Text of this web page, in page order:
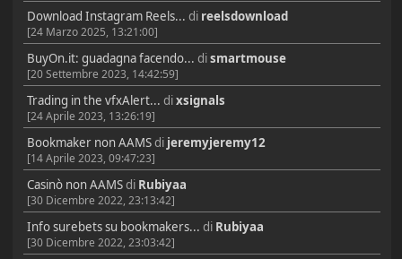
Download Instagram Reels... di reelsdownload
[24 Marzo 2025, 13:21:00]
BuyOn.it: guadagna facendo... dismartmouse
[20 Settembre 2023, 14:42:59]
Trading in the vfxAlert... dixsignals
[24 Aprile 2023, 13:26:19]
Bookmaker non AAMSdi jeremyjeremy12
[14 Aprile 2023, 09:47:23]
Casinò non AAMSdi Rubiyaa
[30 Dicembre 2022, 23:13:42]
Info surebets su bookmakers... di Rubiyaa
[30 Dicembre 2022, 23:03:42]